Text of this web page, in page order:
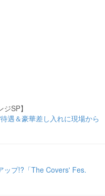
SP】
遇＆豪華差し入れに現場から
ップ!?「The Covers' Fes.